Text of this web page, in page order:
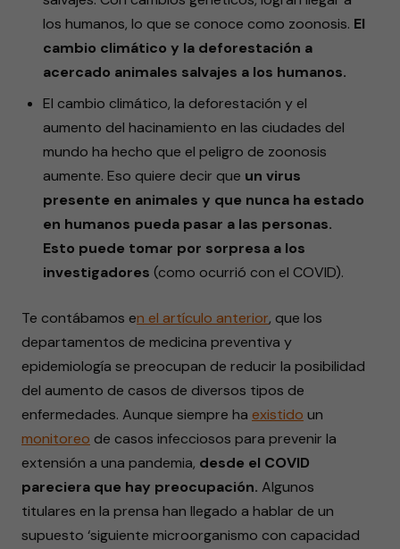
los humanos, lo que se conoce como zoonosis. El
cambio climático y la deforestación a
acercado animales salvajes a los humanos.
El cambio climático, la deforestación y el
aumento del hacinamiento en las ciudades del
mundo ha hecho que el peligro de zoonosis
aumente. Eso quiere decir que un virus
presente en animales y que nunca ha estado
en humanos pueda pasar a las personas.
Esto puede tomar por sorpresa a los
investigadores (como ocurrió con el COVID).
Te contábamos en el artículo anterior, que los
departamentos de medicina preventiva y
epidemiología se preocupan de reducir la posibilidad
del aumento de casos de diversos tipos de
enfermedades. Aunque siempre ha existido un
monitoreo de casos infecciosos para prevenir la
extensión a una pandemia, desde el COVID
pareciera que hay preocupación. Algunos
titulares en la prensa han llegado a hablar de un
supuesto ‘siguiente microorganismo con capacidad